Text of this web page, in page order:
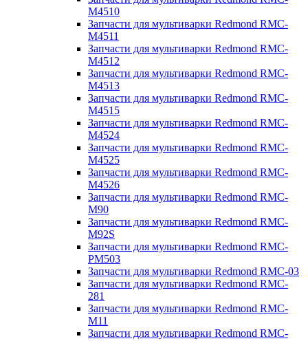
M4510
Запчасти для мультиварки Redmond RMC-
M4511
Запчасти для мультиварки Redmond RMC-
M4512
Запчасти для мультиварки Redmond RMC-
M4513
Запчасти для мультиварки Redmond RMC-
M4515
Запчасти для мультиварки Redmond RMC-
M4524
Запчасти для мультиварки Redmond RMC-
M4525
Запчасти для мультиварки Redmond RMC-
M4526
Запчасти для мультиварки Redmond RMC-
M90
Запчасти для мультиварки Redmond RMC-
M92S
Запчасти для мультиварки Redmond RMC-
PM503
Запчасти для мультиварки Redmond RMC-03
Запчасти для мультиварки Redmond RMC-
281
Запчасти для мультиварки Redmond RMC-
M11
Запчасти для мультиварки Redmond RMC-